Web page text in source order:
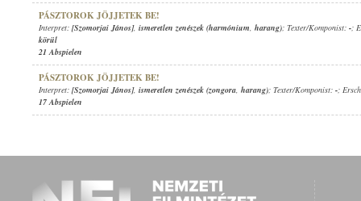
PÁSZTOROK JÖJJETEK BE!
Interpret: [Szomorjai János], ismeretlen zenészek (harmónium, harang); Texter/Komponist: -;
körül
21 Abspielen
PÁSZTOROK JÖJJETEK BE!
Interpret: [Szomorjai János], ismeretlen zenészek (zongora, harang); Texter/Komponist: -;
17 Abspielen